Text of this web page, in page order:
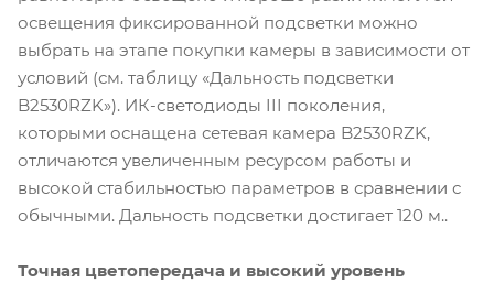
освещения фиксированной подсветки можно
выбрать на этапе покупки камеры в зависимости от
условий (см. таблицу «Дальность подсветки
B2530RZK»). ИК-светодиоды III поколения,
которыми оснащена сетевая камера B2530RZK,
отличаются увеличенным ресурсом работы и
высокой стабильностью параметров в сравнении с
обычными. Дальность подсветки достигает 120 м..
Точная цветопередача и высокий уровень